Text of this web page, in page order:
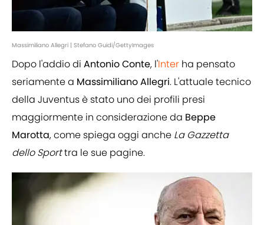
Massimiliano Allegri | Stefano Guidi/GettyImages
Dopo l'addio di Antonio Conte, l'Inter ha pensato
seriamente a Massimiliano Allegri. L'attuale tecnico
della Juventus è stato uno dei profili presi
maggiormente in considerazione da Beppe
Marotta, come spiega oggi anche La Gazzetta
dello Sporttra le sue pagine.